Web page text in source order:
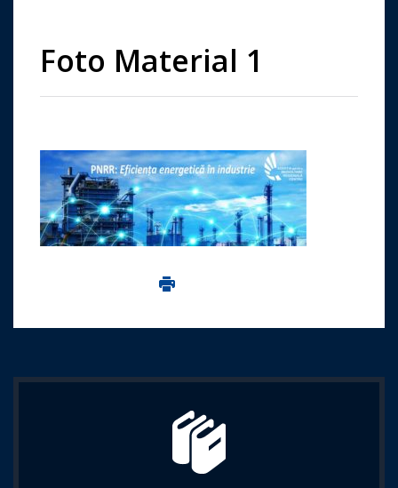
Foto Material 1
Imprima aceasta pagina